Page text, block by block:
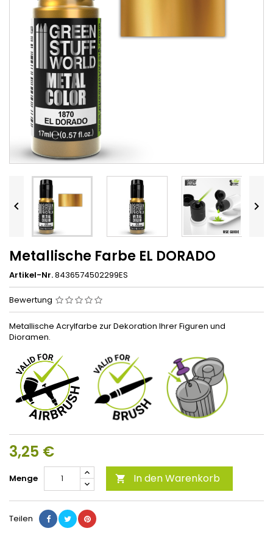
 
Metallische Farbe EL DORADO
Artikel-Nr.8436574502299ES
Bewertung
Metallische Acrylfarbe zur Dekoration Ihrer Figuren und
Dioramen.
3,25 €
Menge  In den Warenkorb
Teilen